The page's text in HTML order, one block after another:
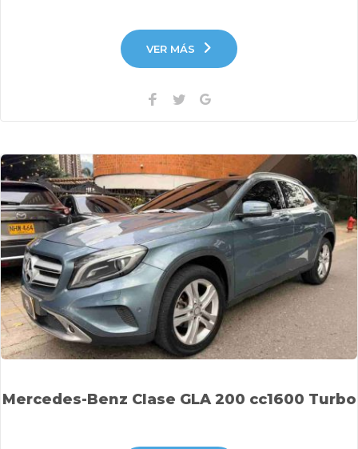
VER MÁS
Facebook
Twitter
Mercedes-Benz Clase GLA 200 cc1600 Turbo